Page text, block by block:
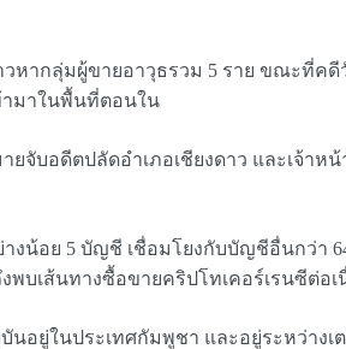
ากลุ่มผู้ขายอาวุธรวม 5 ราย ขณะที่คดี
ามาในพื้นที่ตอนใน
บอดีตปลัดอำเภอเชียงดาว และเจ้าหน้
งน้อย 5 บัญชี เชื่อมโยงกับบัญชีอื่นกว่า
บเส้นทางซื้อขายคริปโทเคอร์เรนซีต่อเ
นอยู่ในประเทศกัมพูชา และอยู่ระหว่าง